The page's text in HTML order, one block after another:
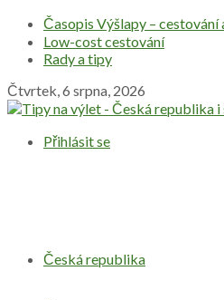
Časopis Výšlapy –
Low-cost cestování
Rady a tipy
Čtvrtek, 6 srpna, 2026
Přihlásit se
Česká republika